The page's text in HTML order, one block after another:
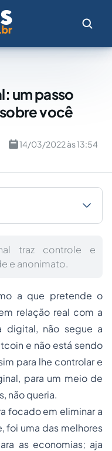
um passo
você
14/03/2022 às 13:54
traz controle e
e anonimato.
a que pretende o
relação real com a
digital, não segue a
e não está sendo
para lhe controlar e
para um meio de
não queria.
focado em eliminar a
foi uma das melhores
as economias; aja